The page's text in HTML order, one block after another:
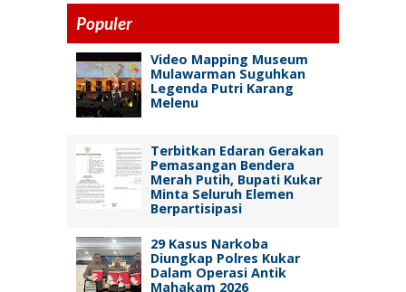
Populer
Video Mapping Museum
Mulawarman Suguhkan
Legenda Putri Karang
Melenu
Terbitkan Edaran Gerakan
Pemasangan Bendera
Merah Putih, Bupati Kukar
Minta Seluruh Elemen
Berpartisipasi
29 Kasus Narkoba
Diungkap Polres Kukar
Dalam Operasi Antik
Mahakam 2026